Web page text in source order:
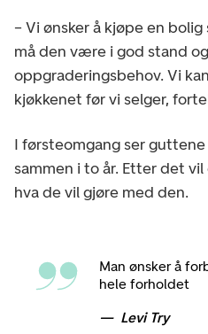
– Vi ønsker å kjøpe en
må den være i god stand
oppgraderingsbehov. Vi
kjøkkenet før vi selger,
I førsteomgang ser
sammen i to år. Etter det
hva de vil gjøre med den.
Man ønsker å
hele forholdet
Levi Try